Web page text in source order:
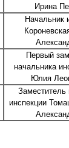
Ирина
Начальник
Первый
начальника
Юлия
Заместитель
инспекции